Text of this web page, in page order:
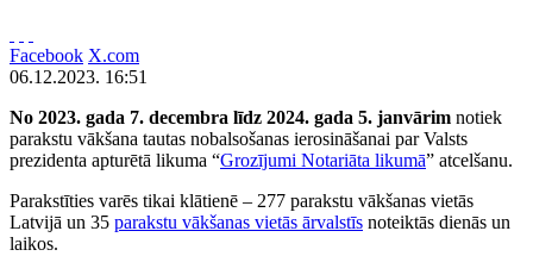
Facebook X.com
06.12.2023. 16:51
No 2023. gada 7. decembra līdz 2024. gada 5. janvārim notiek
parakstu vākšana tautas nobalsošanas ierosināšanai par Valsts
prezidenta apturētā likuma “Grozījumi Notariāta likumā” atcelšanu.
Parakstīties varēs tikai klātienē – 277 parakstu vākšanas vietās
Latvijā un 35 parakstu vākšanas vietās ārvalstīs noteiktās dienās un
laikos.